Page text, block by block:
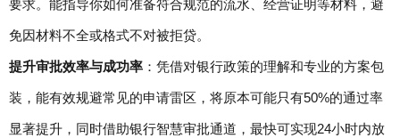
要求。能指导你如何准备符合规范的流水、经营证明等材料，避
免因材料不全或格式不对被拒贷。
提升审批效率与成功率 ：凭借对银行政策的理解和专业的方案包
装，能有效规避常见的申请雷区，将原本可能只有50%的通过率
显著提升，同时借助银行智慧审批通道，最快可实现24小时内放